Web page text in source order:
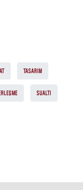
TASARIM
SUALTI